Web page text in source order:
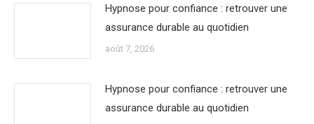
Hypnose pour confiance : retrouver une
assurance durable au quotidien
août 7, 2026
Hypnose pour confiance : retrouver une
assurance durable au quotidien